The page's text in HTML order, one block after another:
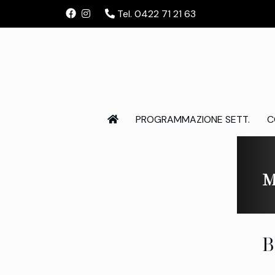
Tel. 0422 71 21 63
PROGRAMMAZIONE SETT.